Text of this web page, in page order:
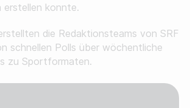
erstellen konnte.
die Redaktionsteams von SRF
schnellen Polls über wöchentliche
zu Sportformaten.